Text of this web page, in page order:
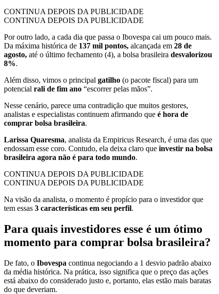
CONTINUA DEPOIS DA PUBLICIDADE
CONTINUA DEPOIS DA PUBLICIDADE
Por outro lado, a cada dia que passa o Ibovespa cai um pouco mais.
Da máxima histórica de 137 mil pontos, alcançada em 28 de
agosto, até o último fechamento (4), a bolsa brasileira desvalorizou
8%.
Além disso, vimos o principal gatilho (o pacote fiscal) para um
potencial rali de fim ano “escorrer pelas mãos”.
Nesse cenário, parece uma contradição que muitos gestores,
analistas e especialistas continuem afirmando que é hora de
comprar bolsa brasileira.
Larissa Quaresma, analista da Empiricus Research, é uma das que
endossam esse coro. Contudo, ela deixa claro que investir na bolsa
brasileira agora não é para todo mundo.
CONTINUA DEPOIS DA PUBLICIDADE
CONTINUA DEPOIS DA PUBLICIDADE
Na visão da analista, o momento é propício para o investidor que
tem essas 3 características em seu perfil.
Para quais investidores esse é um ótimo
momento para comprar bolsa brasileira?
De fato, o Ibovespa continua negociando a 1 desvio padrão abaixo
da média histórica. Na prática, isso significa que o preço das ações
está abaixo do considerado justo e, portanto, elas estão mais baratas
do que deveriam.